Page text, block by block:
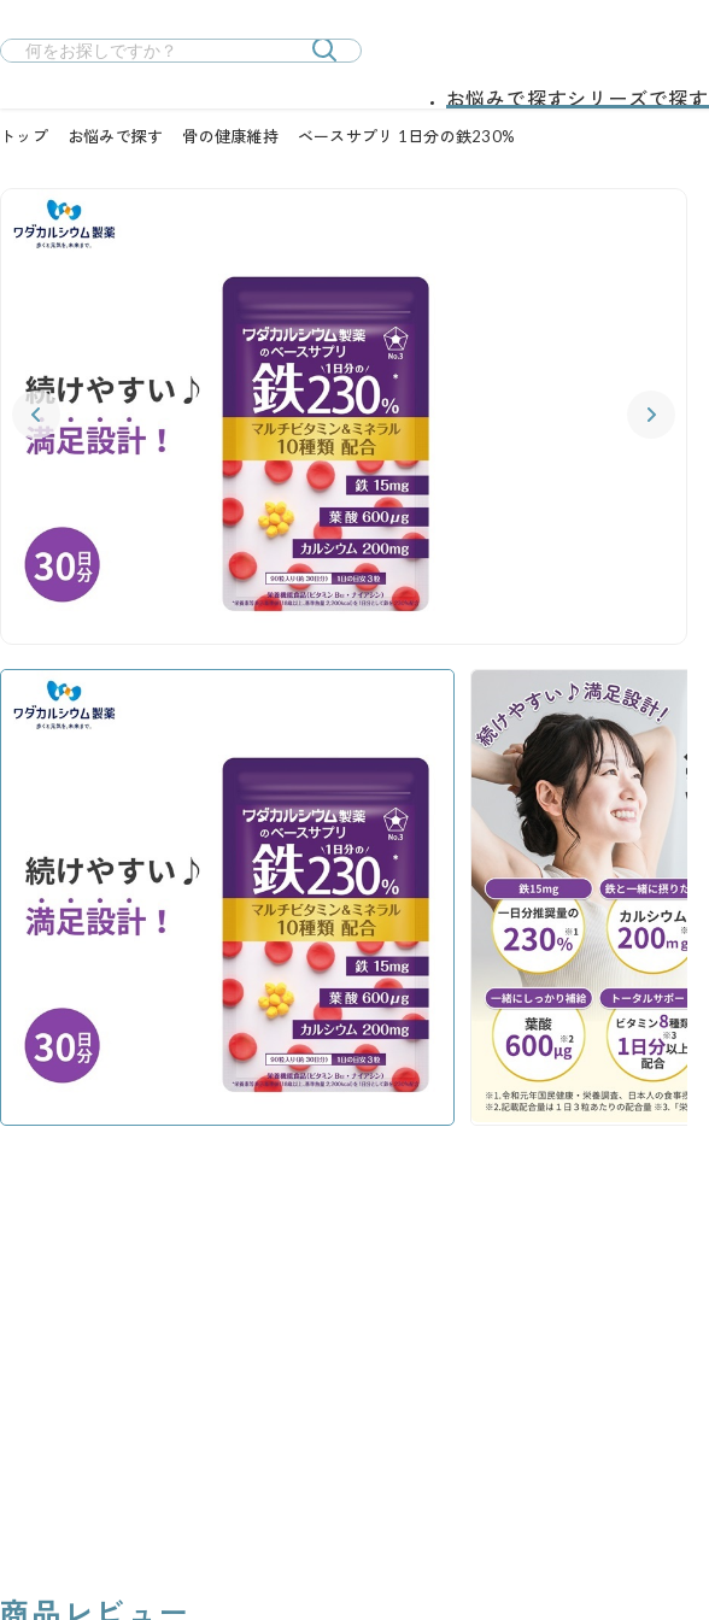
お悩みで探すシリーズで探す
トップ お悩みで探す 骨の健康維持 ベースサプリ 1日分の鉄230%
商品レビュー